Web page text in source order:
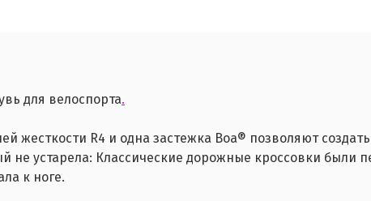
для велоспорта.
жесткости R4 и одна застежка Boa® позволяют
не устарела: Классические дорожные кроссовки были
к ноге.